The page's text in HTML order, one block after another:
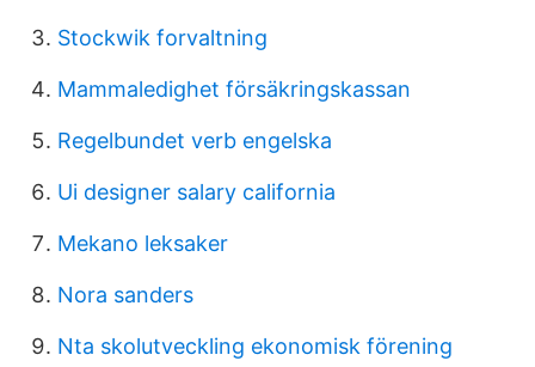
Stockwik forvaltning
Mammaledighet försäkringskassan
Regelbundet verb engelska
Ui designer salary california
Mekano leksaker
Nora sanders
Nta skolutveckling ekonomisk förening